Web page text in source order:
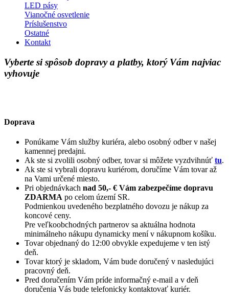
LED pásy
Vianočné osvetlenie
Príslušenstvo
Ostatné
Kontakt
Vyberte si spôsob dopravy a platby, ktorý Vám najviac
vyhovuje
Doprava
Ponúkame Vám služby kuriéra, alebo osobný odber v našej
kamennej predajni.
Ak ste si zvolili osobný odber, tovar si môžete vyzdvihnúť tu.
Ak ste si vybrali dopravu kuriérom, doručíme Vám tovar až
na Vami určené miesto.
Pri objednávkach nad 50,- € Vám zabezpečíme dopravu
ZDARMA po celom území SR.
Podmienkou uvedeného bezplatného dovozu je nákup za
koncové ceny.
Pre veľkoobchodných partnerov sa aktuálna hodnota
minimálneho nákupu dynamicky mení v nákupnom košíku.
Tovar objednaný do 12:00 obvykle expedujeme v ten istý
deň.
Tovar ktorý je skladom, Vám bude doručený v nasledujúci
pracovný deň.
Pred doručením Vám príde informačný e-mail a v deň
doručenia Vás bude telefonicky kontaktovať kuriér.